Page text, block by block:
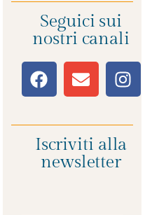
Seguici sui
nostri canali
Iscriviti alla
newsletter